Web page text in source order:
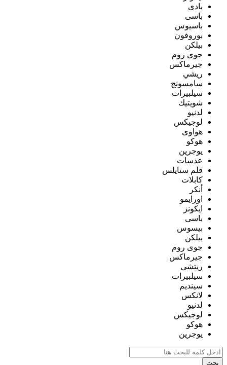
بادى
باسى
باسيوس
بوروفون
بيلكن
جوى روم
جيرماكس
ريشي
سامسونج
سيلبيرات
شويتيك
لدنيو
لوجيكس
هواوى
هوكو
يوجرين
عدسات
قلم ستايلس
كابلات
أنكر
اورايمو
ايكونز
باسى
بيسوس
بيلكن
جوى روم
جيرماكس
ريتشى
سيلبيرات
سينديم
لانكس
لدنيو
لوجيكس
هوكو
يوجرين
بحث